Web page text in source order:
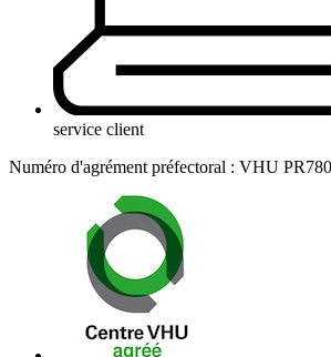
service client
Numéro d'agrément préfectoral : VHU